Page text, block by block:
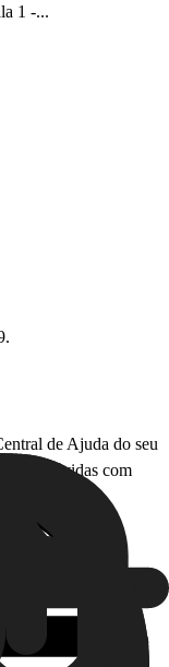
1 -...
de Ajuda do seu
suas dúvidas com